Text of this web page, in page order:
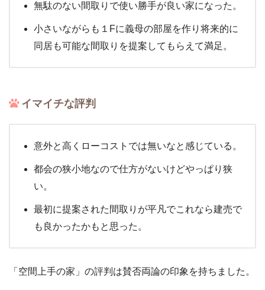
無駄のない間取りで使い勝手が良い家になった。
小さいながらも１Fに義母の部屋を作り将来的に
同居も可能な間取りを提案してもらえて満足。
イマイチな評判
意外と高くローコストでは無いなと感じている。
都会の狭小地なので仕方がないけどやっぱり狭
い。
最初に提案された間取りが平凡でこれなら建売で
も良かったかもと思った。
「空間上手の家」の評判は賛否両論の印象を持ちました。